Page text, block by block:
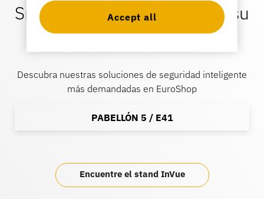
Fabricantes de accesorios
Smart Access conecta toda su
tienda.
Descubra nuestras soluciones de seguridad inteligente
más demandadas en EuroShop
PABELLÓN 5 / E41
Encuentre el stand InVue
Accept all